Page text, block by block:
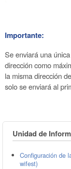
Importante:
Se enviará una
dirección como
la misma dirección
solo se enviará al
Unidad de
Configuración de
wifest)